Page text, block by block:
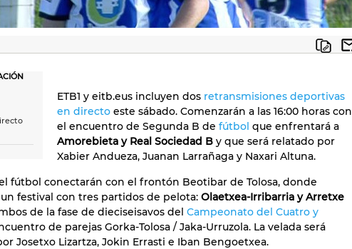
ETB1 y eitb.eus incluyen dos retransmisiones deportivas
en directo este sábado. Comenzarán a las 16:00 horas con
el encuentro de Segunda B de fútbol que enfrentará a
Amorebieta y Real Sociedad B y que será relatado por
Xabier Andueza, Juanan Larrañaga y Naxari Altuna.
fútbol conectarán con el frontón Beotibar de Tolosa, donde
festival con tres partidos de pelota: Olaetxea-Irribarria y Arretxe
de la fase de dieciseisavos del Campeonato del Cuatro y
de parejas Gorka-Tolosa / Jaka-Urruzola. La velada será
Josetxo Lizartza, Jokin Errasti e Iban Bengoetxea.